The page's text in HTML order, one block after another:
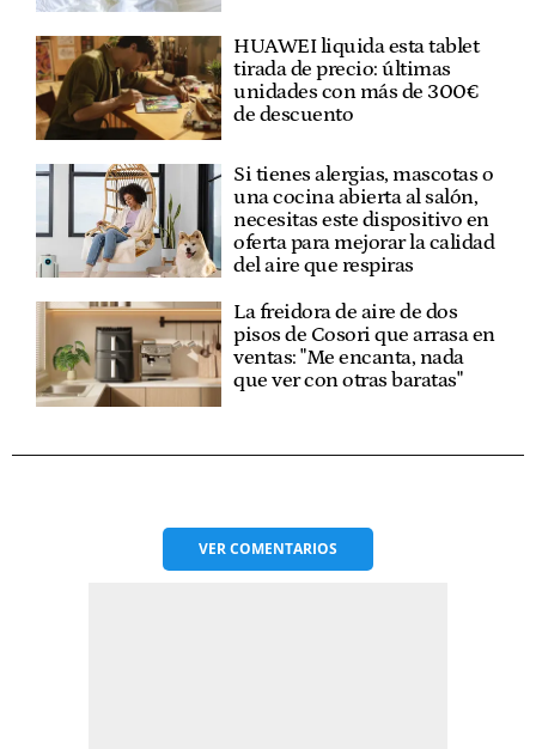
HUAWEI liquida esta tablet
tirada de precio: últimas
unidades con más de 300€
de descuento
Si tienes alergias, mascotas o
una cocina abierta al salón,
necesitas este dispositivo en
oferta para mejorar la calidad
del aire que respiras
La freidora de aire de dos
pisos de Cosori que arrasa en
ventas: "Me encanta, nada
que ver con otras baratas"
VERCOMENTARIOS